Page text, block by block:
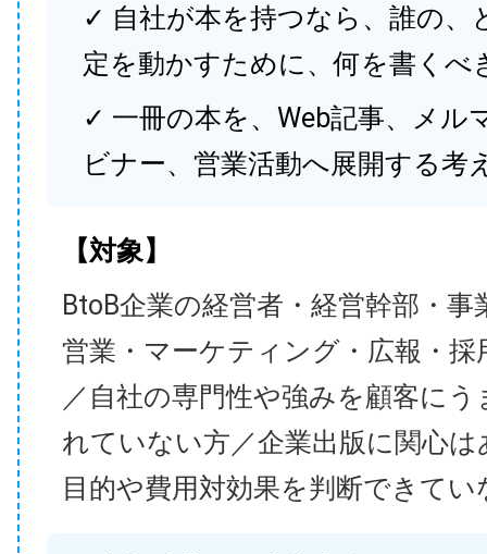
✓ 自社が本を持つなら、誰の、
定を動かすために、何を書くべ
✓ 一冊の本を、Web記事、メル
ビナー、営業活動へ展開する考
【対象】
BtoB企業の経営者・経営幹部・事
営業・マーケティング・広報・採
／自社の専門性や強みを顧客に
れていない方／企業出版に関心
目的や費用対効果を判断できてい